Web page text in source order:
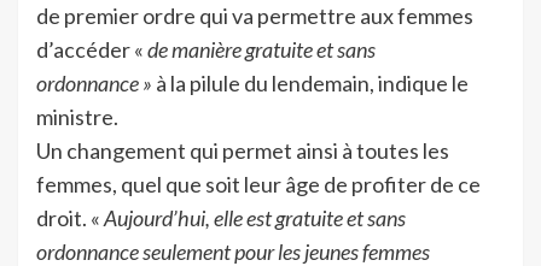
de premier ordre qui va permettre aux femmes
d’accéder «de manière gratuite et sans
ordonnance » à la pilule du lendemain, indique le
ministre.
Un changement qui permet ainsi à toutes les
femmes, quel que soit leur âge de profiter de ce
droit. «Aujourd’hui, elle est gratuite et sans
ordonnance seulement pour les jeunes femmes